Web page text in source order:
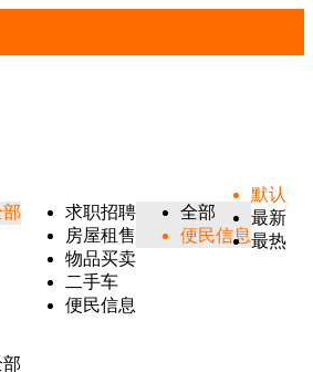
求职招聘
房屋租售
物品买卖
二手车
便民信息
全部
便民信息
默认
最新
最热